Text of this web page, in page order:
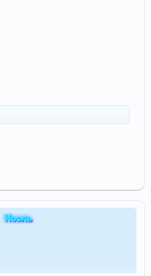
Ноэль